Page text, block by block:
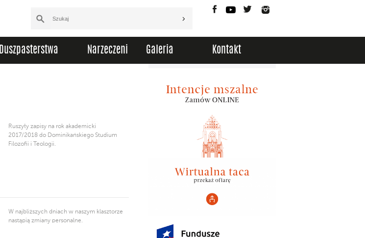
FacebookYouTubeTwitter
Duszpasterstwa Narzeczeni Galeria Kontakt
Ruszyły zapisy na rok akademicki
2017/2018 do Dominikańskiego Studium
Filozofii i Teologii.
W najbliższych dniach w naszym klasztorze
nastąpią zmiany personalne.